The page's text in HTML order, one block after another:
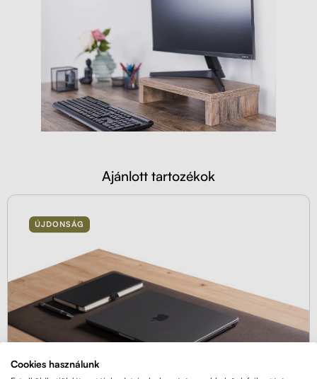
Ajánlott tartozékok
ÚJDONSÁG
Cookies használunk